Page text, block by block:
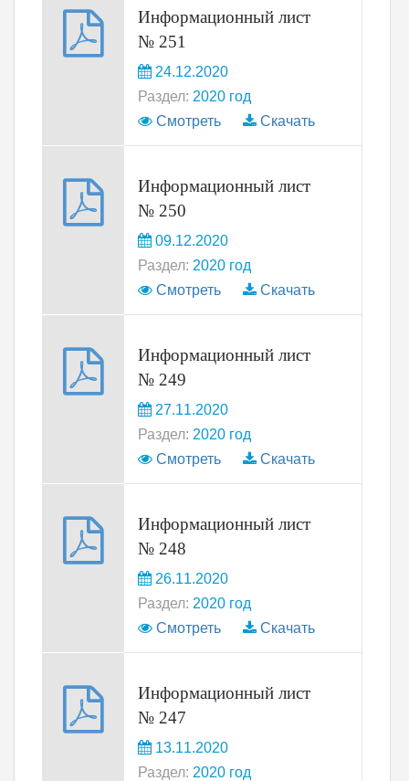
Информационный лист
№ 251
24.12.2020
Раздел: 2020 год
Смотреть
Скачать
Информационный лист
№ 250
09.12.2020
Раздел: 2020 год
Смотреть
Скачать
Информационный лист
№ 249
27.11.2020
Раздел: 2020 год
Смотреть
Скачать
Информационный лист
№ 248
26.11.2020
Раздел: 2020 год
Смотреть
Скачать
Информационный лист
№ 247
13.11.2020
Раздел: 2020 год